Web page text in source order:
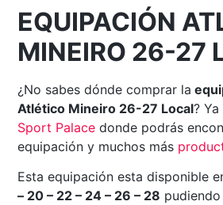
EQUIPACIÓN
MINEIRO 26-27
¿No sabes dónde comprar la
Atlético Mineiro 26-27 Local?
Sport Palace donde podrás
equipación y muchos más
Esta equipación esta disponible
– 20 – 22 – 24 – 26 – 28